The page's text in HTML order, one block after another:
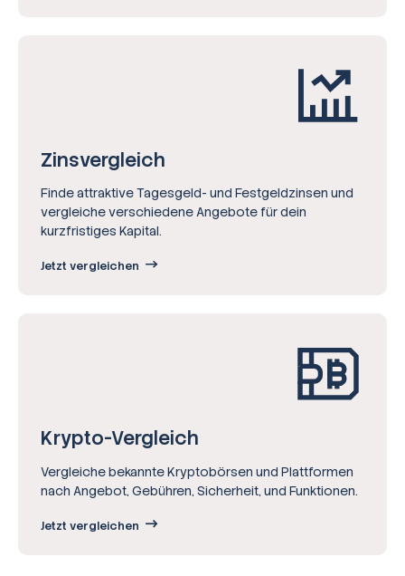
Zinsvergleich
Finde attraktive Tagesgeld- und Festgeldzinsen und
vergleiche verschiedene Angebote für dein
kurzfristiges Kapital.
Jetzt vergleichen
Krypto-Vergleich
Vergleiche bekannte Kryptobörsen und Plattformen
nach Angebot, Gebühren, Sicherheit, und Funktionen.
Jetzt vergleichen